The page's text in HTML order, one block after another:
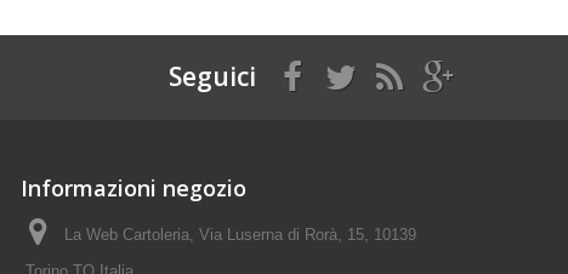
Seguici
Informazioni negozio
La Web Cartoleria, Via Luserna di Rorà, 15, 10139